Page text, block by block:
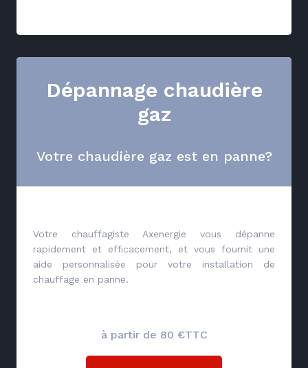
Dépannage chaudière
gaz
Votre chaudière gaz est en panne?
Votre chauffagiste Axenergie vous dépanne
rapidement et efficacement, et vous fournit une
aide personnalisée pour votre installation de
chauffage en panne.
à partir de 80 €TTC